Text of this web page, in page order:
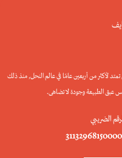
خبرة والده التي تمتد لأكثر من أربعين عامًا في عالم النحل, منذ ذلك
عبق الطبيعة وجودة لا تضاهى.
الضريبي